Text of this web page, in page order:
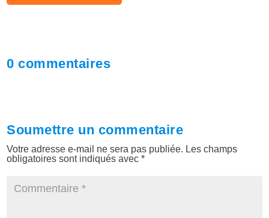
0 commentaires
Soumettre un commentaire
Votre adresse e-mail ne sera pas publiée. Les champs
obligatoires sont indiqués avec*